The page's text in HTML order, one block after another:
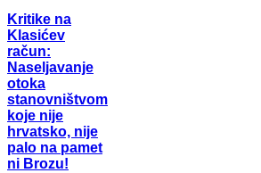
Kritike na
Klasićev
račun:
Naseljavanje
otoka
stanovništvom
koje nije
hrvatsko, nije
palo na pamet
ni Brozu!